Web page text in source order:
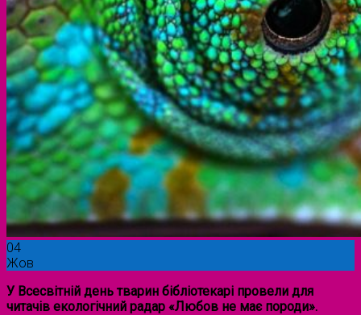
04
Жов
У Всесвітній день тварин бібліотекарі провели для
читачів екологічний радар «Любов не має породи».